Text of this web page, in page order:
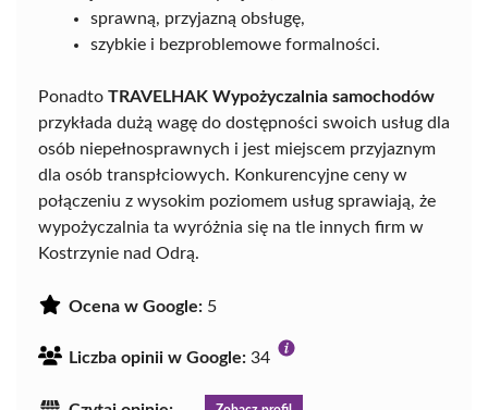
sprawną, przyjazną obsługę,
szybkie i bezproblemowe formalności.
Ponadto TRAVELHAK Wypożyczalnia samochodów
przykłada dużą wagę do dostępności swoich usług dla
osób niepełnosprawnych i jest miejscem przyjaznym
dla osób transpłciowych. Konkurencyjne ceny w
połączeniu z wysokim poziomem usług sprawiają, że
wypożyczalnia ta wyróżnia się na tle innych firm w
Kostrzynie nad Odrą.
Ocena w Google: 5
Liczba opinii w Google: 34